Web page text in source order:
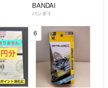
BANDAI
バンダイ
6